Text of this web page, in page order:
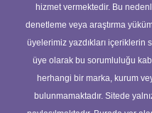
hizmet vermektedir. Bu
denetleme veya araştırma
üyelerimiz yazdıkları içeriklerin
üye olarak bu sorumluluğu
herhangi bir marka, kurum
bulunmamaktadır. Sitede